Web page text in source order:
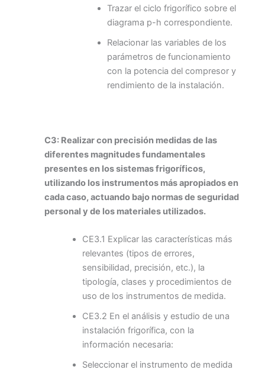
Trazar el ciclo frigorífico sobre el
diagrama p-h correspondiente.
Relacionar las variables de los
parámetros de funcionamiento
con la potencia del compresor y
rendimiento de la instalación.
C3: Realizar con precisión medidas de las
diferentes magnitudes fundamentales
presentes en los sistemas frigoríficos,
utilizando los instrumentos más apropiados en
cada caso, actuando bajo normas de seguridad
personal y de los materiales utilizados.
CE3.1 Explicar las características más
relevantes (tipos de errores,
sensibilidad, precisión, etc.), la
tipología, clases y procedimientos de
uso de los instrumentos de medida.
CE3.2 En el análisis y estudio de una
instalación frigorífica, con la
información necesaria:
Seleccionar el instrumento de medida